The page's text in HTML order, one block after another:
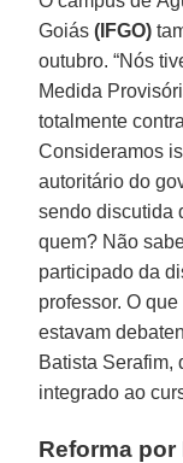
Goiás(IFGO)
outubro. “Nós
Medida
totalmente
Consideramos
autoritário do
sendo discutida
quem? Não
participado da
professor. O
estavam
Batista Serafim,
integrado ao
Reforma